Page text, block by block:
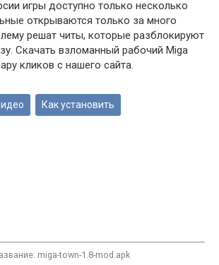
игры доступно только несколько
открываются только за много
решат читы, которые разблокируют
Скачать взломанный рабочий Miga
кликов с нашего сайта.
Как установить
miga-town-1.8-mod.apk